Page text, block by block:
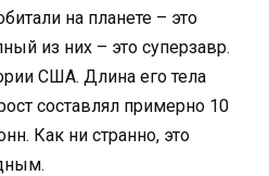
на планете – это
из них – это суперзавр.
США. Длина его тела
составлял примерно 10
Как ни странно, это